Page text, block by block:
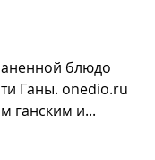
блюдо
Ганы. onedio.ru
ганским и...